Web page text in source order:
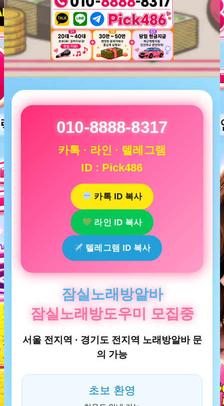
010-8888-8317
카톡 · 라인 · 텔레그램
ID : Pick486
카톡 ID 복사
라인 ID 복사
텔레그램 ID 복사
잠실노래방알바
잠실노래방도우미 모집중
서울 전지역 · 경기도 전지역 노래방알바 문
의 가능
초보 환영